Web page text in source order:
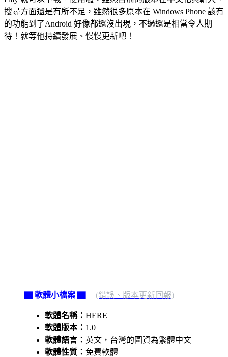
搜尋方面還是有所不足，雖然很多原本在 Windows Phone 該有
的功能到了Android 好像都還沒出現，不過還是相當令人期
待！就等他持續發展、慢慢更新吧！
▇ 軟體小檔案 ▇ (錯誤、版本更新回報)
軟體名稱： HERE
軟體版本： 1.0
軟體語言： 英文，台灣的圖資為繁體中文
軟體性質： 免費軟體